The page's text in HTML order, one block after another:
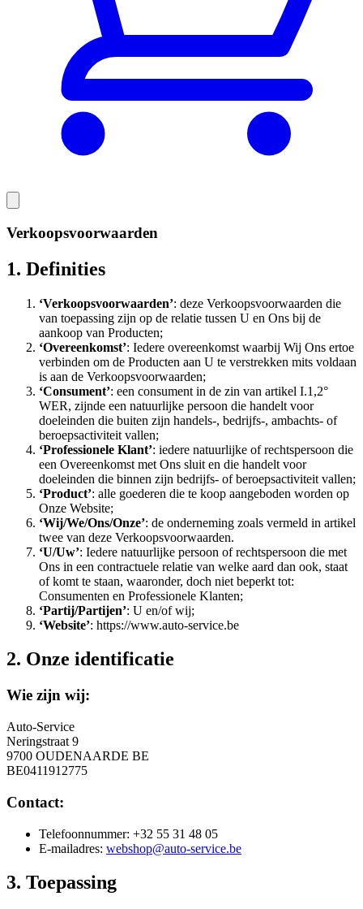
Verkoopsvoorwaarden
1. Definities
‘Verkoopsvoorwaarden’: deze Verkoopsvoorwaarden die
van toepassing zijn op de relatie tussen U en Ons bij de
aankoop van Producten;
‘Overeenkomst’: Iedere overeenkomst waarbij Wij Ons ertoe
verbinden om de Producten aan U te verstrekken mits voldaan
is aan de Verkoopsvoorwaarden;
‘Consument’: een consument in de zin van artikel I.1,2°
WER, zijnde een natuurlijke persoon die handelt voor
doeleinden die buiten zijn handels-, bedrijfs-, ambachts- of
beroepsactiviteit vallen;
‘Professionele Klant’: iedere natuurlijke of rechtspersoon die
een Overeenkomst met Ons sluit en die handelt voor
doeleinden die binnen zijn bedrijfs- of beroepsactiviteit vallen;
‘Product’: alle goederen die te koop aangeboden worden op
Onze Website;
‘Wij/We/Ons/Onze’: de onderneming zoals vermeld in artikel
twee van deze Verkoopsvoorwaarden.
‘U/Uw’: Iedere natuurlijke persoon of rechtspersoon die met
Ons in een contractuele relatie van welke aard dan ook, staat
of komt te staan, waaronder, doch niet beperkt tot:
Consumenten en Professionele Klanten;
‘Partij/Partijen’: U en/of wij;
‘Website’: https://www.auto-service.be
2. Onze identificatie
Wie zijn wij:
Auto-Service
Neringstraat 9
9700 OUDENAARDE BE
BE0411912775
Contact:
Telefoonnummer: +32 55 31 48 05
E-mailadres: webshop@auto-service.be
3. Toepassing